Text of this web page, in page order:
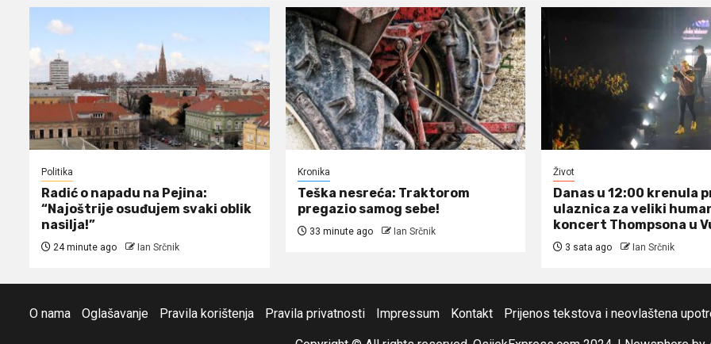
Politika
Radić o napadu na Pejina:
“Najoštrije osuđujem svaki oblik
nasilja!”
24 minute ago Ian Srčnik
Kronika
Teška nesreća: Traktorom
pregazio samog sebe!
33 minute ago Ian Srčnik
Život
Danas u 12:00 krenula
ulaznica za veliki
koncert Thompsona u
3 sata ago Ian Srčnik
O nama Oglašavanje Pravila korištenja Pravila privatnosti Impressum Kontakt Prijenos tekstova i neovlaštena